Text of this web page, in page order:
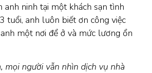
anh ninh tại một khách sạn tình
tuổi, anh luôn biết ơn công việc
một nơi để ở và mức lương ổn
mọi người vẫn nhìn dịch vụ nhà